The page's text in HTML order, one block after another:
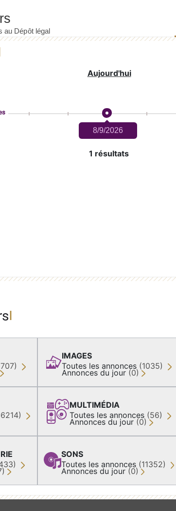
Aujourd'hui
8/9/2026
1 résultats
IMAGES
Toutes les annonces (1035)
Annonces du jour (0)
MULTIMÉDIA
Toutes les annonces (56)
Annonces du jour (0)
SONS
Toutes les annonces (11352)
Annonces du jour (0)